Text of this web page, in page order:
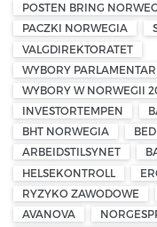
POSTEN BRING
PACZKI NORWEGIA
VALGDIREKTORATET
WYBORY
WYBORY W NORWEGII
INVESTORTEMPEN
BHT NORWEGIA
ARBEIDSTILSYNET
HELSEKONTROLL
RYZYKO ZAWODOWE
AVANOVA